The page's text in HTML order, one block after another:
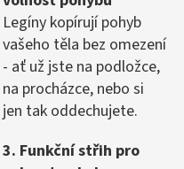
Legíny kopírují pohyb
vašeho těla bez omezení
- ať už jste na podložce,
na procházce, nebo si
jen tak oddechujete.
3. Funkční střih pro